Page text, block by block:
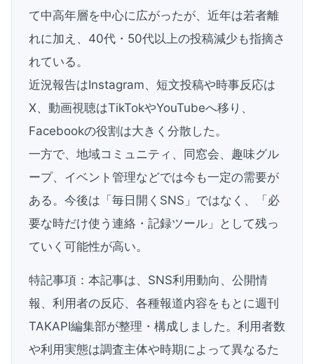
て中高年層を中心に広がったが、近年は若者離
れに加え、40代・50代以上の投稿減少も指摘さ
れている。
近況報告はInstagram、短文投稿や時事反応は
X、動画視聴はTikTokやYouTubeへ移り、
Facebookの役割は大きく分散した。
一方で、地域コミュニティ、同窓会、趣味グル
ープ、イベント管理などでは今も一定の需要が
ある。今後は「毎日開くSNS」ではなく、「必
要な時だけ使う連絡・記録ツール」として残っ
ていく可能性が高い。
特記事項：本記事は、SNS利用動向、公開情
報、利用者の反応、各種報道内容をもとに週刊
TAKAPI編集部が整理・構成しました。利用者数
や利用実態は調査主体や時期によって異なるた